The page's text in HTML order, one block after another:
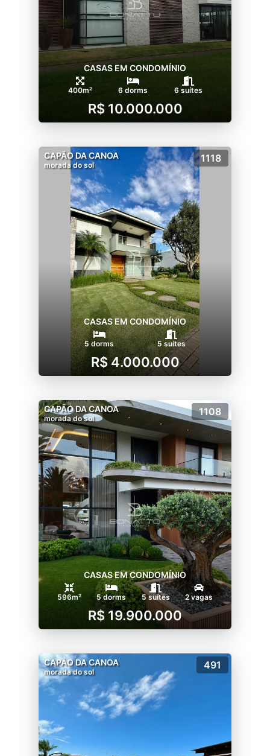
CASAS EM CONDOMÍNIO
400m² 6 dorms 6 suítes
R$ 10.000.000
CAPÃO DA CANOA
morada do sol
1118
CASAS EM CONDOMÍNIO
5 dorms 5 suítes
R$ 4.000.000
CAPÃO DA CANOA
morada do sol
1108
CASAS EM CONDOMÍNIO
596m² 5 dorms 5 suítes 2 vagas
R$ 19.900.000
CAPÃO DA CANOA
morada do sol
491